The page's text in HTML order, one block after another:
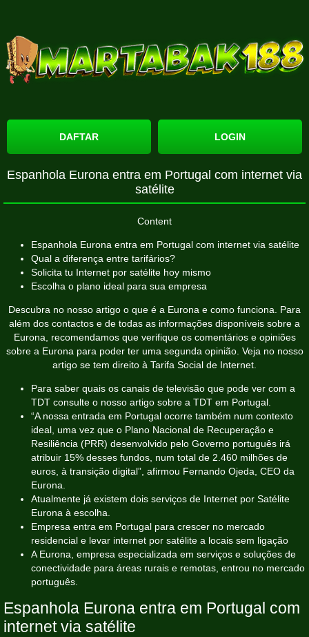
DAFTAR LOGIN
Espanhola Eurona entra em Portugal com internet via
satélite
Content
Espanhola Eurona entra em Portugal com internet via satélite
Qual a diferença entre tarifários?
Solicita tu Internet por satélite hoy mismo
Escolha o plano ideal para sua empresa
Descubra no nosso artigo o que é a Eurona e como funciona. Para
além dos contactos e de todas as informações disponíveis sobre a
Eurona, recomendamos que verifique os comentários e opiniões
sobre a Eurona para poder ter uma segunda opinião. Veja no nosso
artigo se tem direito à Tarifa Social de Internet.
Para saber quais os canais de televisão que pode ver com a
TDT consulte o nosso artigo sobre a TDT em Portugal.
“A nossa entrada em Portugal ocorre também num contexto
ideal, uma vez que o Plano Nacional de Recuperação e
Resiliência (PRR) desenvolvido pelo Governo português irá
atribuir 15% desses fundos, num total de 2.460 milhões de
euros, à transição digital”, afirmou Fernando Ojeda, CEO da
Eurona.
Atualmente já existem dois serviços de Internet por Satélite
Eurona à escolha.
Empresa entra em Portugal para crescer no mercado
residencial e levar internet por satélite a locais sem ligação
A Eurona, empresa especializada em serviços e soluções de
conectividade para áreas rurais e remotas, entrou no mercado
português.
Espanhola Eurona entra em Portugal com
internet via satélite